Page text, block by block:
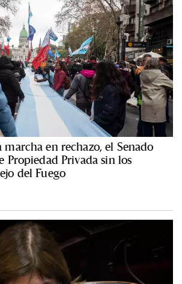
marcha en rechazo, el Senado
Propiedad Privada sin los
del Fuego